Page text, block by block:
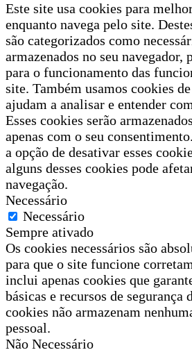
Este site usa cookies para
enquanto navega pelo site.
são categorizados como
armazenados no seu navegador,
para o funcionamento das
site. Também usamos cookies
ajudam a analisar e entender
Esses cookies serão
apenas com o seu
a opção de desativar esses
alguns desses cookies pode
navegação.
Necessário
Necessário
Sempre ativado
Os cookies necessários são
para que o site funcione
inclui apenas cookies que
básicas e recursos de segurança
cookies não armazenam
pessoal.
Não Necessário